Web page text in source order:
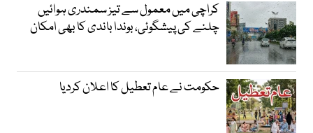
کراچی میں معمول سے تیز سمندری ہوائیں
چلنے کی پیشگوئی، بوندا باندی کا بھی امکان
حکومت نے عام تعطیل کا اعلان کردیا